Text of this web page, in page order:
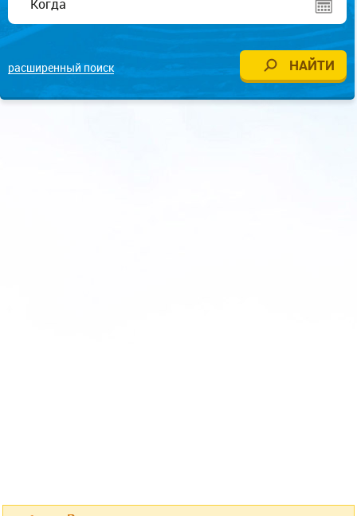
расширенный поиск